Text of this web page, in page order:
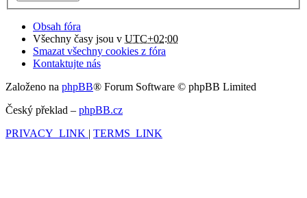
Obsah fóra
Všechny časy jsou v UTC+02:00
Smazat všechny cookies z fóra
Kontaktujte nás
Založeno na phpBB® Forum Software © phpBB Limited
Český překlad – phpBB.cz
PRIVACY_LINK
TERMS_LINK